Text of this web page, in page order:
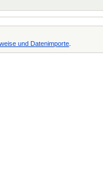
und Datenimporte